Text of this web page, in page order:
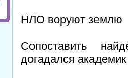
НЛО воруют землю
Сопоставить
догадался